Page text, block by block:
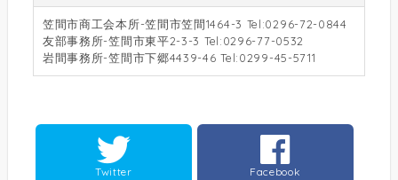
笠間市商工会本所-笠間市笠間1464-3 Tel:0296-72-0844
友部事務所-笠間市東平2-3-3 Tel:0296-77-0532
岩間事務所-笠間市下郷4439-46 Tel:0299-45-5711
Twitter Facebook